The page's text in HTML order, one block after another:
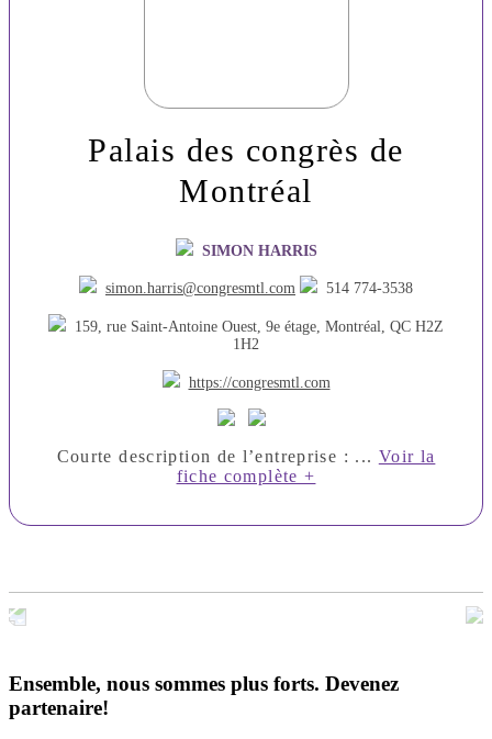
Palais des congrès de
Montréal
SIMON HARRIS
simon.harris@congresmtl.com 514 774-3538
159, rue Saint-Antoine Ouest, 9e étage, Montréal, QC H2Z
1H2
https://congresmtl.com
Courte description de l’entreprise : ... Voir la
fiche complète +
Ensemble, nous sommes plus forts. Devenez
partenaire!